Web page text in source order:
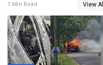
കരണത്തടിച്ചു; CC ടിവി
ദൃശ്യങ്ങൾ പുറത്ത്
1 Min Read View All